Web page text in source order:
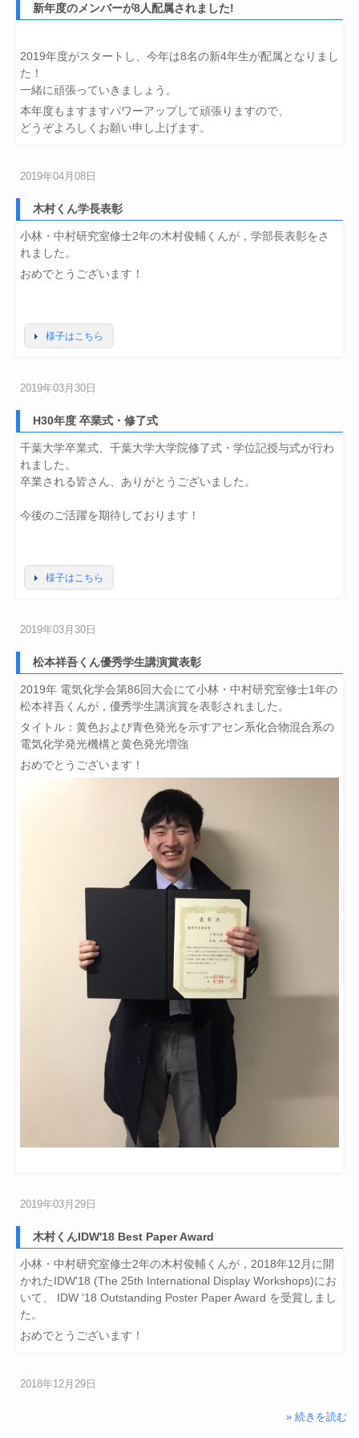
新年度のメンバーが8人配属されました!
2019年度がスタートし、今年は8名の新4年生が配属となりまし
た！
一緒に頑張っていきましょう。
本年度もますますパワーアップして頑張りますので、
どうぞよろしくお願い申し上げます。
2019年04月08日
木村くん学長表彰
小林・中村研究室修士2年の木村俊輔くんが，学部長表彰をさ
れました。
おめでとうございます！
様子はこちら
2019年03月30日
H30年度 卒業式・修了式
千葉大学卒業式、千葉大学大学院修了式・学位記授与式が行わ
れました。
卒業される皆さん、ありがとうございました。
今後のご活躍を期待しております！
様子はこちら
2019年03月30日
松本祥吾くん優秀学生講演賞表彰
2019年 電気化学会第86回大会にて小林・中村研究室修士1年の
松本祥吾くんが，優秀学生講演賞を表彰されました。
タイトル：黄色および青色発光を示すアセン系化合物混合系の
電気化学発光機構と黄色発光増強
おめでとうございます！
2019年03月29日
木村くんIDW'18 Best Paper Award
小林・中村研究室修士2年の木村俊輔くんが，2018年12月に開
かれたIDW'18 (The 25th International Display Workshops)にお
いて、 IDW '18 Outstanding Poster Paper Award を受賞しまし
た。
おめでとうございます！
2018年12月29日
» 続きを読む